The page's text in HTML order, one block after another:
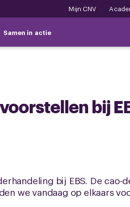
Mijn CNV
Samen in actie
bij
bij EBS. De cao-
we vandaag op elkaars